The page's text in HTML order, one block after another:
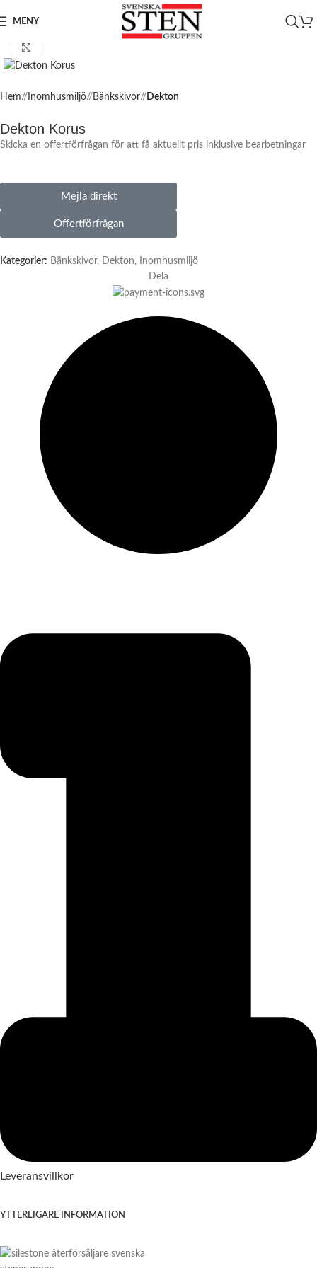
MENY
Hem/ Inomhusmiljö/ Bänkskivor/ Dekton
Dekton Korus
Skicka en offertförfrågan för att få aktuellt pris inklusive bearbetningar
Mejla direkt
Offertförfrågan
Kategorier: Bänkskivor, Dekton,
Inomhusmiljö
Dela
Leveransvillkor
YTTERLIGARE INFORMATION